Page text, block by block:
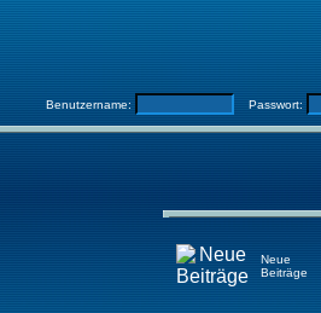
Benutzername: Passwort:
Neue
Beiträge